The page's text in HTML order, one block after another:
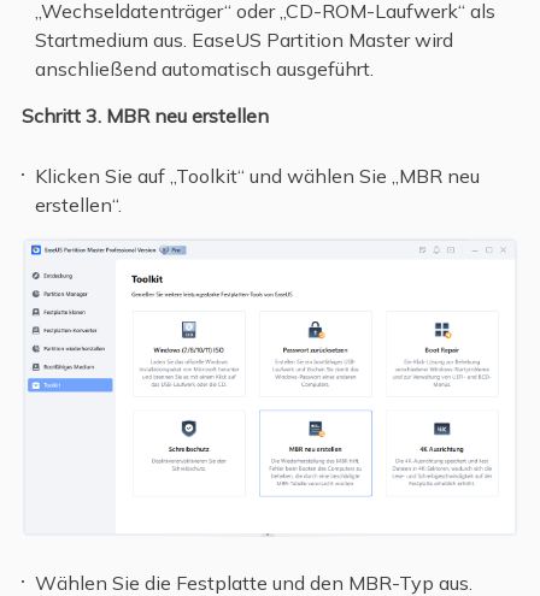
„Wechseldatenträger“ oder „CD-ROM-Laufwerk“ als
Startmedium aus. EaseUS Partition Master wird
anschließend automatisch ausgeführt.
Schritt 3. MBR neu erstellen
Klicken Sie auf „Toolkit“ und wählen Sie „MBR neu
erstellen“.
Wählen Sie die Festplatte und den MBR-Typ aus.